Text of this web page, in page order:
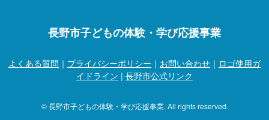
長野市子どもの体験・学び応援事業
よくある質問 ｜ プライバシーポリシー ｜ お問い合わせ ｜ ロゴ使用ガ
イドライン | 長野市公式リンク
© 長野市子どもの体験・学び応援事業. All rights reserved.